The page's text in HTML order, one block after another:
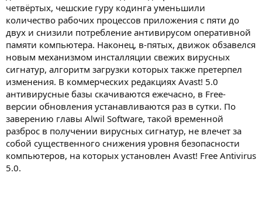
четвёртых, чешские гуру кодинга уменьшили
количество рабочих процессов приложения с пяти до
двух и снизили потребление антивирусом оперативной
памяти компьютера. Наконец, в-пятых, движок обзавелся
новым механизмом инсталляции свежих вирусных
сигнатур, алгоритм загрузки которых также претерпел
изменения. В коммерческих редакциях Avast! 5.0
антивирусные базы скачиваются ежечасно, в Free-
версии обновления устанавливаются раз в сутки. По
заверению главы Alwil Software, такой временной
разброс в получении вирусных сигнатур, не влечет за
собой существенного снижения уровня безопасности
компьютеров, на которых установлен Avast! Free Antivirus
5.0.